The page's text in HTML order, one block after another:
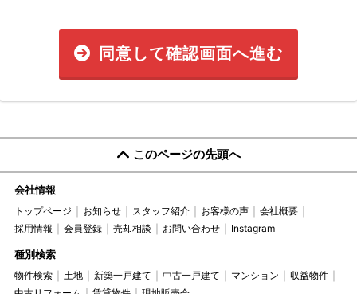
同意して確認画面へ進む
このページの先頭へ
会社情報
トップページ お知らせ スタッフ紹介 お客様の声
会社概要
採用情報
会員登録 売却相談 お問い合わせ Instagram
種別検索
物件検索 土地 新築一戸建て 中古一戸建て マンション
収益物件